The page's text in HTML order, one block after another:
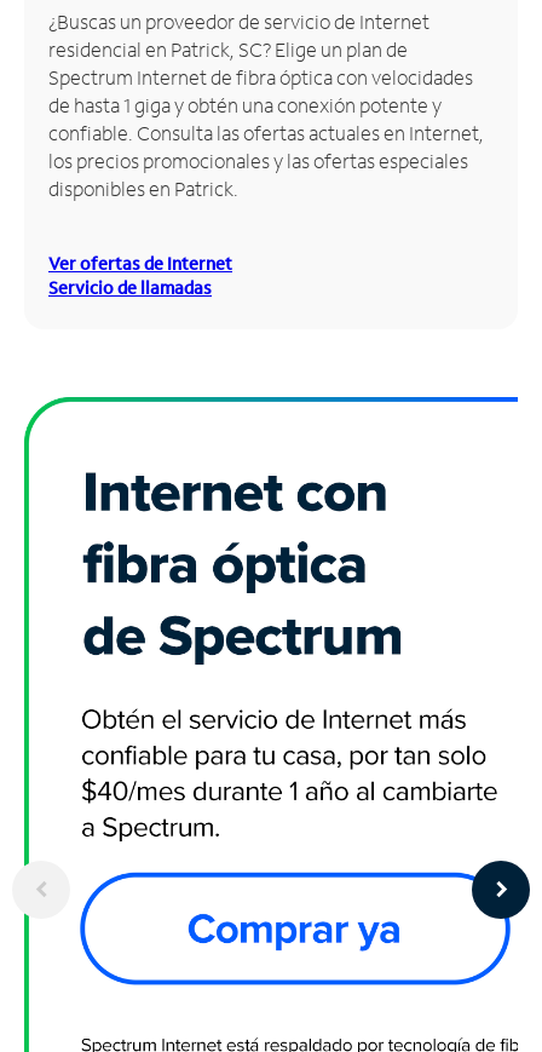
Inglés
Administrar
cuenta
Encuentra
una
tienda
¿Buscas un proveedor de servicio de Internet
residencial en Patrick, SC? Elige un plan de
Spectrum Internet de fibra óptica con velocidades
de hasta 1 giga y obtén una conexión potente y
confiable. Consulta las ofertas actuales en Internet,
los precios promocionales y las ofertas especiales
disponibles en Patrick.
Ver ofertas de Internet
Servicio de llamadas